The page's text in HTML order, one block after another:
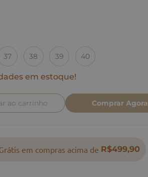
37 38 39 40
em estoque!
ao carrinho Comprar Agora
em compras acima de R$499,90